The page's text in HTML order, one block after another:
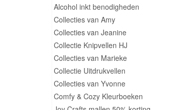
Alcohol inkt benodigheden
Collecties van Amy
Collecties van Jeanine
Collectie Knipvellen HJ
Collecties van Marieke
Collectie Uitdrukvellen
Collecties van Yvonne
Comfy & Cozy Kleurboeken